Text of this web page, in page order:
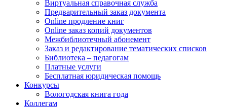
Виртуальная справочная служба
Предварительный заказ документа
Online продление книг
Online заказ копий документов
Межбиблиотечный абонемент
Заказ и редактирование тематических списков
Библиотека – педагогам
Платные услуги
Бесплатная юридическая помощь
Конкурсы
Вологодская книга года
Коллегам